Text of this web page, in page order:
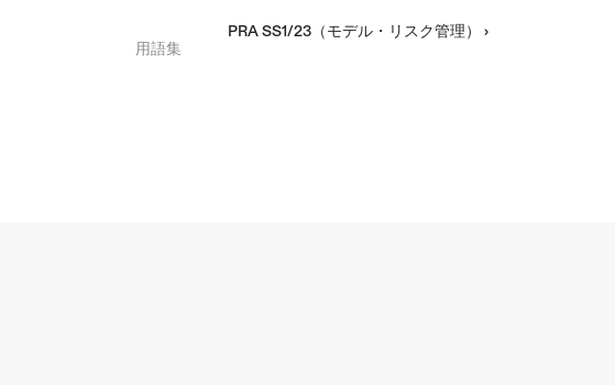
PRA SS1/23（モデル・リスク管理） ›
用語集